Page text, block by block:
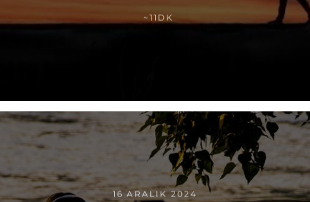
~11DK
16 ARALIK 2024